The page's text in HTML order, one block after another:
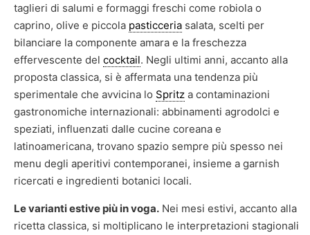
taglieri di salumi e formaggi freschi come robiola o
caprino, olive e piccola pasticceria salata, scelti per
bilanciare la componente amara e la freschezza
effervescente del cocktail. Negli ultimi anni, accanto alla
proposta classica, si è affermata una tendenza più
sperimentale che avvicina lo Spritz a contaminazioni
gastronomiche internazionali: abbinamenti agrodolci e
speziati, influenzati dalle cucine coreana e
latinoamericana, trovano spazio sempre più spesso nei
menu degli aperitivi contemporanei, insieme a garnish
ricercati e ingredienti botanici locali.
Le varianti estive più in voga. Nei mesi estivi, accanto alla
ricetta classica, si moltiplicano le interpretazioni stagionali